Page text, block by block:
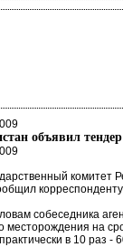
объявил
комитет
собеседника
месторождения на
в 10 раз -